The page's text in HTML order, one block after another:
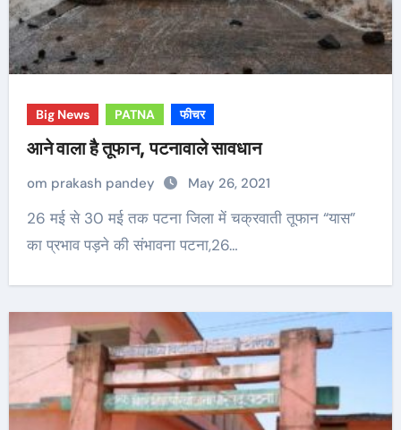
Big News PATNA फीचर
आने वाला है तूफान, पटनावाले सावधान
om prakash pandey May 26, 2021
26 मई से 30 मई तक पटना जिला में चक्रवाती तूफान “यास”
का प्रभाव पड़ने की संभावना पटना,26…